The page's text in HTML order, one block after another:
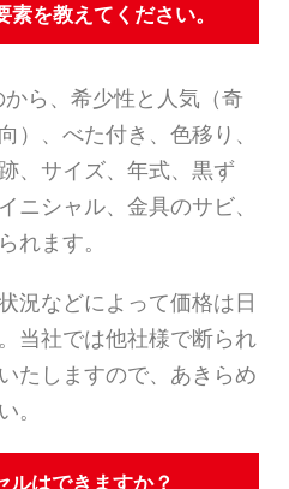
を教えてください。
ら、希少性と人気（奇
）、べた付き、色移り、
、サイズ、年式、黒ず
ニシャル、金具のサビ、
れます。
況などによって価格は日
当社では他社様で断られ
たしますので、あきらめ
。
はできますか？